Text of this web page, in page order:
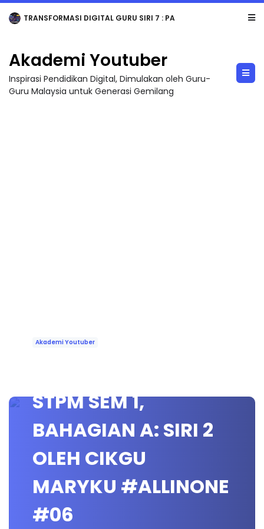
TRANSFORMASI DIGITAL GURU SIRI 7 : PAHLAWAN DIGITAL PENYELAMAT DUNIA
Akademi Youtuber
Inspirasi Pendidikan Digital, Dimulakan oleh Guru-
Guru Malaysia untuk Generasi Gemilang
Akademi Youtuber
STPM SEM 1,
BAHAGIAN A: SIRI 2
OLEH CIKGU
MARYKU #ALLINONE
#06